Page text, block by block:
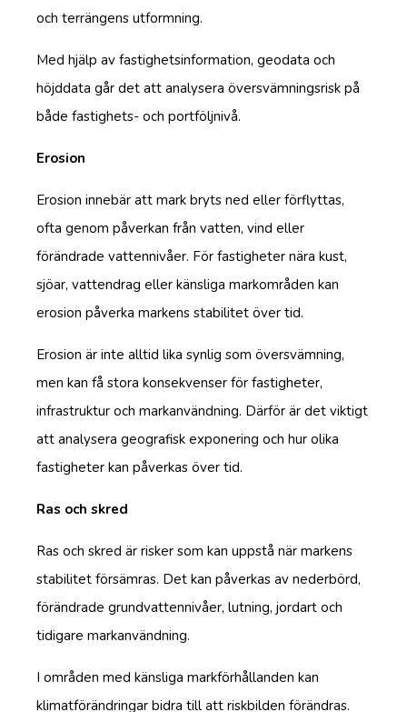
och terrängens utformning.
Med hjälp av fastighetsinformation, geodata och
höjddata går det att analysera översvämningsrisk på
både fastighets- och portföljnivå.
Erosion
Erosion innebär att mark bryts ned eller förflyttas,
ofta genom påverkan från vatten, vind eller
förändrade vattennivåer. För fastigheter nära kust,
sjöar, vattendrag eller känsliga markområden kan
erosion påverka markens stabilitet över tid.
Erosion är inte alltid lika synlig som översvämning,
men kan få stora konsekvenser för fastigheter,
infrastruktur och markanvändning. Därför är det viktigt
att analysera geografisk exponering och hur olika
fastigheter kan påverkas över tid.
Ras och skred
Ras och skred är risker som kan uppstå när markens
stabilitet försämras. Det kan påverkas av nederbörd,
förändrade grundvattennivåer, lutning, jordart och
tidigare markanvändning.
I områden med känsliga markförhållanden kan
klimatförändringar bidra till att riskbilden förändras.